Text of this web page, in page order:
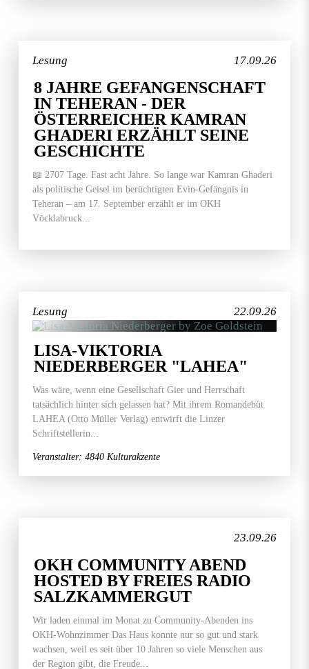
17.09.26
Lesung
8 JAHRE GEFANGENSCHAFT
IN TEHERAN - DER
ÖSTERREICHER KAMRAN
GHADERI ERZÄHLT SEINE
GESCHICHTE
📖 2707 Tage. Fast acht Jahre. So lange war Kamran Ghaderi
als politische Geisel im berüchtigten Evin-Gefängnis in
Teheran – am 17. September erzählt er im OKH
Vöcklabruck...
22.09.26
Lesung
LISA-VIKTORIA
NIEDERBERGER "LAHEA"
Was wäre, wenn eine Gesellschaft Gier und Herrschaft
tatsächlich hinter sich gelassen hat? Mit ihrem Romandebüt
LAHEA (Otto Müller Verlag) entwirft die Linzer
Schriftstellerin...
Veranstalter: 4840 Kulturakzente
23.09.26
OKH COMMUNITY ABEND
HOSTED BY FREIES RADIO
SALZKAMMERGUT
Wir laden einmal im Monat zu Community-Abenden ins
OKH-Wohnzimmer Das Haus konnte nur so gut und stark
wachsen, weil es seit über 10 Jahren so viele Menschen aus
der Region gibt, die Freude...